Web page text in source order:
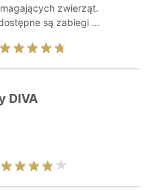
zwierząt.
są zabiegi ...
DIVA